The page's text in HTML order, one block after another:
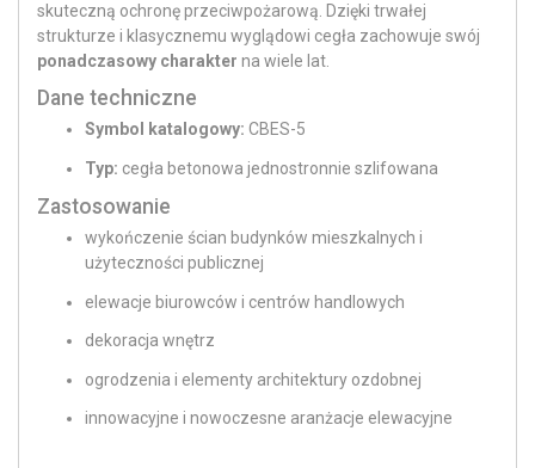
skuteczną ochronę przeciwpożarową. Dzięki trwałej
strukturze i klasycznemu wyglądowi cegła zachowuje swój
ponadczasowy charakter na wiele lat.
Dane techniczne
Symbol katalogowy: CBES-5
Typ: cegła betonowa jednostronnie szlifowana
Zastosowanie
wykończenie ścian budynków mieszkalnych i
użyteczności publicznej
elewacje biurowców i centrów handlowych
dekoracja wnętrz
ogrodzenia i elementy architektury ozdobnej
innowacyjne i nowoczesne aranżacje elewacyjne